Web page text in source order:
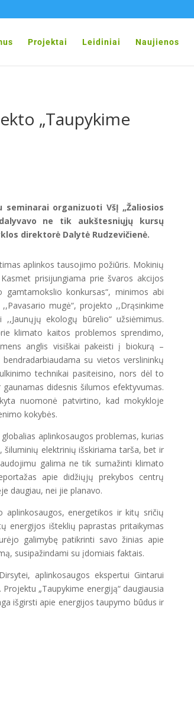
Projektai Leidiniai Naujienos
„Taupykime
organizuoti VšĮ „Žaliosios
ne tik aukštesniųjų kursų
direktorė Dalytė Rudzevičienė.
aplinkos tausojimo požiūris. Mokinių
prisijungiama prie švaros akcijos
konkursas“, minimos abi
mugė“, projekto ,,Drąsinkime
ekologų būrelio“ užsiėmimus.
klimato kaitos problemos sprendimo,
anglis visiškai pakeisti į biokurą –
su vietos verslininkų
technikai pasiteisino, nors dėl to
didesnis šilumos efektyvumas.
nuomonė patvirtino, kad mokykloje
kokybės.
aplinkosaugos problemas, kurias
elektrinių išskiriama tarša, bet ir
galima ne tik sumažinti klimato
apie didžiųjų prekybos centrų
daugiau, nei jie planavo.
aplinkosaugos, energetikos ir kitų sričių
energijos išteklių paprastas pritaikymas
galimybę patikrinti savo žinias apie
susipažindami su įdomiais faktais.
aplinkosaugos ekspertui Gintarui
„Taupykime energiją“ daugiausia
išgirsti apie energijos taupymo būdus ir